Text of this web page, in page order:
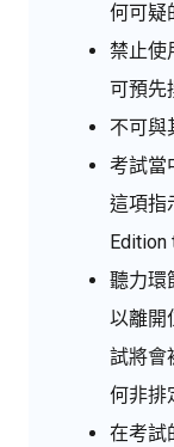
何可疑
禁止使
可預先
不可與
考試當
這項指
Edition
聽力環
以離開
試將會
何非排
在考試